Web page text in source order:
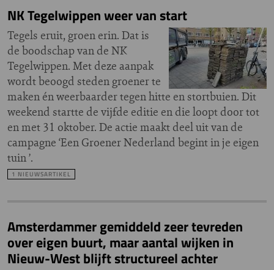
NK Tegelwippen weer van start
Tegels eruit, groen erin. Dat is
de boodschap van de NK
Tegelwippen. Met deze aanpak
wordt beoogd steden groener te
maken én weerbaarder tegen hitte en stortbuien. Dit
weekend startte de vijfde editie en die loopt door tot
en met 31 oktober. De actie maakt deel uit van de
campagne ‘Een Groener Nederland begint in je eigen
tuin ’.
1 NIEUWSARTIKEL
Amsterdammer gemiddeld zeer tevreden
over eigen buurt, maar aantal wijken in
Nieuw-West blijft structureel achter